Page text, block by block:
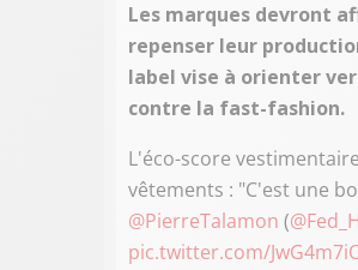
Les marques devront
repenser leur
label vise à orienter
contre la fast-fashion.
L'éco-score
vêtements : "C'est une
@PierreTalamon (
pic.twitter.com/